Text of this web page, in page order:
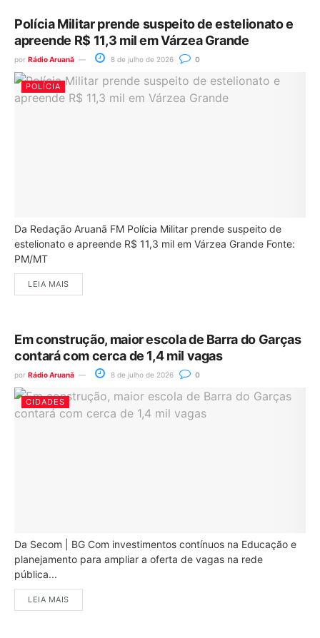
Polícia Militar prende suspeito de estelionato e
apreende R$ 11,3 mil em Várzea Grande
por Rádio Aruanã 8 de julho de 2026 0
POLÍCIA
Da Redação Aruanã FM Polícia Militar prende suspeito de
estelionato e apreende R$ 11,3 mil em Várzea Grande Fonte:
PM/MT
LEIA MAIS
Em construção, maior escola de Barra do Garças
contará com cerca de 1,4 mil vagas
por Rádio Aruanã 8 de julho de 2026 0
CIDADES
Da Secom | BG Com investimentos contínuos na Educação e
planejamento para ampliar a oferta de vagas na rede
pública...
LEIA MAIS